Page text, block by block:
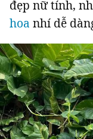
đẹp nữ tính,
hoa nhí dễ